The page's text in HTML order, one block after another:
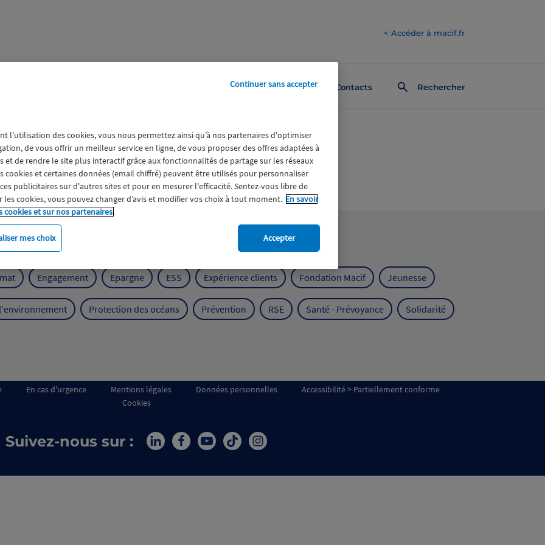
< Accéder à macif.fr
Contacts Rechercher
Infos Générales
Engagement Epargne ESS Expérience clients Fondation Macif Jeunesse
Protection des océans Prévention RSE Santé - Prévoyance Solidarité
En cas d'urgence Mentions légales Données personnelles
Accessibilité > Partiellement conforme
Cookies
Suivez-nous sur :
l'utilisation des cookies, vous nous permettez ainsi qu’à nos partenaires d'optimiser
de vous offrir un meilleur service en ligne, de vous proposer des offres adaptées à
et de rendre le site plus interactif grâce aux fonctionnalités de partage sur les réseaux
cookies et certaines données (email chiffré) peuvent être utilisés pour personnaliser
publicitaires sur d'autres sites et pour en mesurer l'efficacité. Sentez-vous libre de
les cookies, vous pouvez changer d’avis et modifier vos choix à tout moment. En savoir
cookies et sur nos partenaires.
mes choix
Continuer sans accepter
Accepter